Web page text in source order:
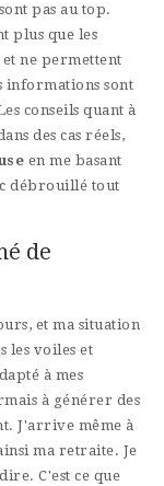
pas au top.
plus que les
ne permettent
informations sont
conseils quant à
des cas réels,
en me basant
débrouillé tout
de
et ma situation
les voiles et
à mes
à générer des
J'arrive même à
ma retraite. Je
C'est ce que